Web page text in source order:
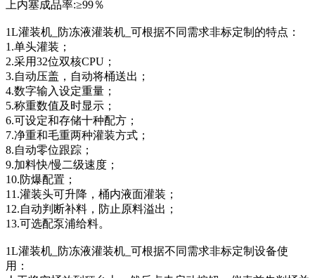
上内塞成品率:≥99％
1L灌装机_防冻液灌装机_可根据不同需求非标定制的特点：
1.单头灌装；
2.采用32位双核CPU；
3.自动压盖，自动将桶送出；
4.数字输入设定重量；
5.称重数值及时显示；
6.可设定和存储十种配方；
7.净重和毛重两种灌装方式；
8.自动零位跟踪；
9.加料快/慢二级速度；
10.防爆配置；
11.灌装头可升降，桶内液面灌装；
12.自动判断补料，防止原料溢出；
13.可选配泵浦给料。
1L灌装机_防冻液灌装机_可根据不同需求非标定制设备使
用：